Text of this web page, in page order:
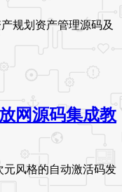
规划资产管理源码及
网源码集成教
风格的自动激活码发